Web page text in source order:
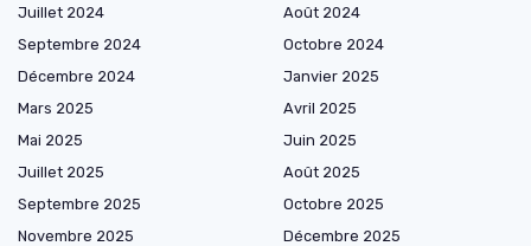
Juillet 2024
Août 2024
Septembre 2024
Octobre 2024
Décembre 2024
Janvier 2025
Mars 2025
Avril 2025
Mai 2025
Juin 2025
Juillet 2025
Août 2025
Septembre 2025
Octobre 2025
Novembre 2025
Décembre 2025